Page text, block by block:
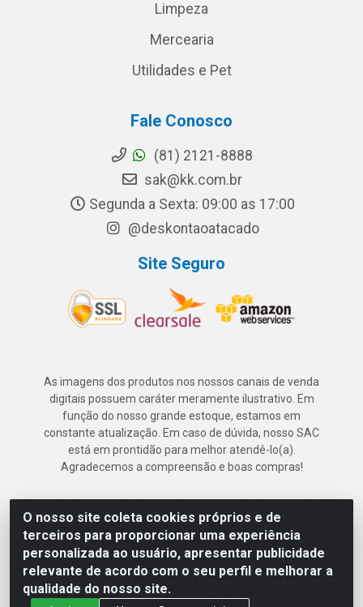
O nosso site coleta cookies próprios e de
terceiros para proporcionar uma experiência
personalizada ao usuário, apresentar publicidade
relevante de acordo com o seu perfil e melhorar a
qualidade do nosso site.
Limpeza
Mercearia
Utilidades e Pet
Fale Conosco
(81) 2121-8888
sak@kk.com.br
Segunda a Sexta: 09:00 as 17:00
@deskontaoatacado
Site Seguro
As imagens dos produtos nos nossos canais de venda
digitais possuem caráter meramente ilustrativo. Em
função do nosso grande estoque, estamos em
constante atualização. Em caso de dúvida, nosso SAC
está em prontidão para melhor atendê-lo(a).
Agradecemos a compreensão e boas compras!
Deskontão Atacado - Av. Marechal Mascarenhas de Morais, 2471 -
Imbiribeira - Recife/PE - CEP 51.150-001 - CNPJ 24.150.377/0003-
57